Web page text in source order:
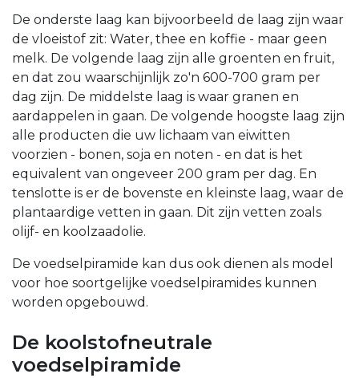
De onderste laag kan bijvoorbeeld de laag zijn waar
de vloeistof zit: Water, thee en koffie - maar geen
melk. De volgende laag zijn alle groenten en fruit,
en dat zou waarschijnlijk zo'n 600-700 gram per
dag zijn. De middelste laag is waar granen en
aardappelen in gaan. De volgende hoogste laag zijn
alle producten die uw lichaam van eiwitten
voorzien - bonen, soja en noten - en dat is het
equivalent van ongeveer 200 gram per dag. En
tenslotte is er de bovenste en kleinste laag, waar de
plantaardige vetten in gaan. Dit zijn vetten zoals
olijf- en koolzaadolie.
De voedselpiramide kan dus ook dienen als model
voor hoe soortgelijke voedselpiramides kunnen
worden opgebouwd.
De koolstofneutrale
voedselpiramide